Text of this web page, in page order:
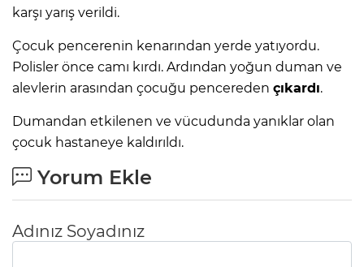
karşı yarış verildi.
Çocuk pencerenin kenarından yerde yatıyordu.
Polisler önce camı kırdı. Ardından yoğun duman ve
alevlerin arasından çocuğu pencereden çıkardı.
Dumandan etkilenen ve vücudunda yanıklar olan
çocuk hastaneye kaldırıldı.
Yorum Ekle
Adınız Soyadınız